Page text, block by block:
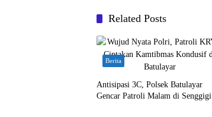
Related Posts
Berita
Antisipasi 3C, Polsek Batulayar
Gencar Patroli Malam di Senggigi